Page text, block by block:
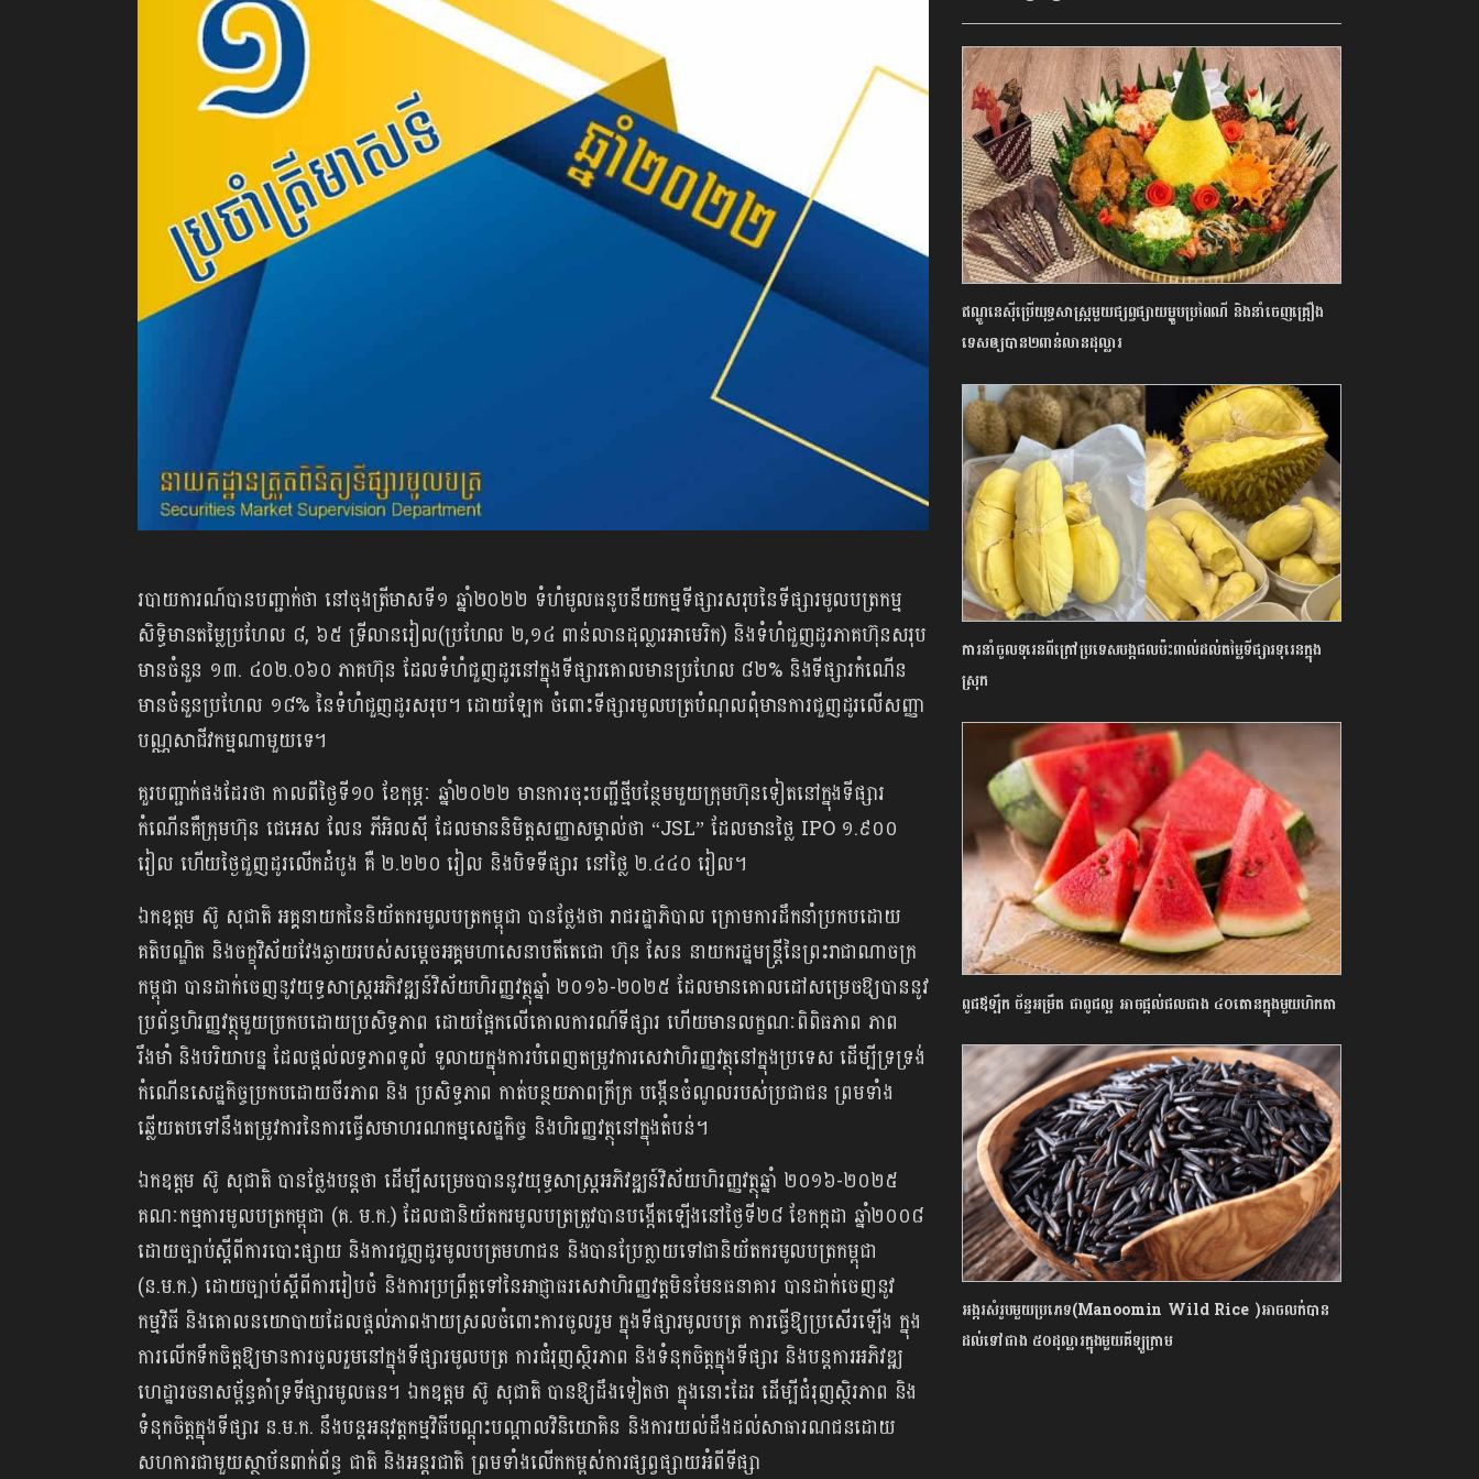
របាយការណ៍បានបញ្ជាក់ថា នៅចុងត្រីមាសទី១ ឆ្នាំ២០២២ ទំហំមូលធនូបនីយកម្មទីផ្សារសរុបនៃទីផ្សារមូលបត្រកម្ម
សិទ្ធិមានតម្លៃប្រហែល ៨, ៦៥ ទ្រីលានរៀល(ប្រហែល ២,១៤ ពាន់លានដុល្លារអាមេរិក) និងទំហំជួញដូរភាគហ៊ុនសរុប
មានចំនួន ១៣. ៤០២.០៦០ ភាគហ៊ុន ដែលទំហំជួញដូរនៅក្នុងទីផ្សារគោលមានប្រហែល ៨២% និងទីផ្សារកំណើន
មានចំនួនប្រហែល ១៨% នៃទំហំជួញដូរសរុប។ ដោយឡែក ចំពោះទីផ្សារមូលបត្របំណុលពុំមានការជួញដូរលើសញ្ញា
បណ្ណសាជីវកម្មណាមួយទេ។
គួរបញ្ជាក់ផងដែរថា កាលពីថ្ងៃទី១០ ខែកុម្ភៈ ឆ្នាំ២០២២ មានការចុះបញ្ជីថ្មីបន្ថែមមួយក្រុមហ៊ុនទៀតនៅក្នុងទីផ្សារ
កំណើនគឺក្រុមហ៊ុន ជេអេស លែន ភីអិលស៊ី ដែលមាននិមិត្តសញ្ញាសម្គាល់ថា “JSL” ដែលមានថ្លៃ IPO ១.៩០០
រៀល ហើយថ្ងៃជួញដូរលើកដំបូង គឺ ២.២២០ រៀល និងបិទទីផ្សារ នៅថ្លៃ ២.៤៤០ រៀល។
ឯកឧត្តម ស៊ូ សុជាតិ អគ្គនាយកនៃនិយ័តករមូលបត្រកម្ពុជា បានថ្លែងថា រាជរដ្ឋាភិបាល ក្រោមការដឹកនាំប្រកបដោយ
គតិបណ្ឌិត និងចក្ខុវិស័យវែងឆ្ងាយរបស់សម្តេចអគ្គមហាសេនាបតីតេជោ ហ៊ុន សែន នាយករដ្ឋមន្ត្រីនៃព្រះរាជាណាចក្រ
កម្ពុជា បានដាក់ចេញនូវយុទ្ធសាស្រ្តអភិវឌ្ឍន៍វិស័យហិរញ្ញវត្ថុឆ្នាំ ២០១៦-២០២៥ ដែលមានគោលដៅសម្រេចឱ្យបាននូវ
ប្រព័ន្ធហិរញ្ញវត្ថុមួយប្រកបដោយប្រសិទ្ធភាព ដោយផ្អែកលើគោលការណ៍ទីផ្សារ ហើយមានលក្ខណៈពិពិធភាព ភាព
រឹងមាំ និងបរិយាបន្ន ដែលផ្តល់លទ្ធភាពទូលំ ទូលាយក្នុងការបំពេញតម្រូវការសេវាហិរញ្ញវត្ថុនៅក្នុងប្រទេស ដើម្បីទ្រទ្រង់
កំណើនសេដ្ឋកិច្ចប្រកបដោយចីរភាព និង ប្រសិទ្ធភាព កាត់បន្ថយភាពក្រីក្រ បង្កើនចំណូលរបស់ប្រជាជន ព្រមទាំង
ឆ្លើយតបទៅនឹងតម្រូវការនៃការធ្វើសមាហរណកម្មសេដ្ឋកិច្ច និងហិរញ្ញវត្ថុនៅក្នុងតំបន់។
ឯកឧត្តម ស៊ូ សុជាតិ បានថ្លែងបន្តថា ដើម្បីសម្រេចបាននូវយុទ្ធសាស្រ្តអភិវឌ្ឍន៍វិស័យហិរញ្ញវត្ថុឆ្នាំ ២០១៦-២០២៥
គណៈកម្មការមូលបត្រកម្ពុជា (គ. ម.ក.) ដែលជានិយ័តករមូលបត្រត្រូវបានបង្កើតឡើងនៅថ្ងៃទី២៨ ខែកក្កដា ឆ្នាំ២០០៨
ដោយច្បាប់ស្តីពីការបោះផ្សាយ និងការជួញដូរមូលបត្រមហាជន និងបានប្រែក្លាយទៅជានិយ័តករមូលបត្រកម្ពុជា
(ន.ម.ក.) ដោយច្បាប់ស្តីពីការរៀបចំ និងការប្រព្រឹត្តទៅនៃអាជ្ញាធរសេវាហិរញ្ញវត្តមិនមែនធនាគារ បានដាក់ចេញនូវ
កម្មវិធី និងគោលនយោបាយដែលផ្តល់ភាពងាយស្រលចំពោះការចូលរួម ក្នុងទីផ្សារមូលបត្រ ការធ្វើឱ្យប្រសើរឡើង ក្នុង
ការលើកទឹកចិត្តឱ្យមានការចូលរួមនៅក្នុងទីផ្សារមូលបត្រ ការជំរុញស្ថិរភាព និងទំនុកចិត្តក្នុងទីផ្សារ និងបន្តការអភិវឌ្ឍ
ហេដ្ឋារចនាសម្ព័ន្ធគាំទ្រទីផ្សារមូលធន។ ឯកឧត្តម ស៊ូ សុជាតិ បានឱ្យដឹងទៀតថា ក្នុងនោះដែរ ដើម្បីជំរុញស្ថិរភាព និង
ទំនុកចិត្តក្នុងទីផ្សារ ន.ម.ក. នឹងបន្តអនុវត្តកម្មវិធីបណ្តុះបណ្តាលវិនិយោគិន និងការយល់ដឹងដល់សាធារណជនដោយ
សហការជាមួយស្ថាប័នពាក់ព័ន្ធ ជាតិ និងអន្តរជាតិ ព្រមទាំងលើកកម្ពស់ការផ្សព្វផ្សាយអំពីទីផ្សា
ឥណ្ឌូនេស៊ីប្រើយុទ្ធសាស្ត្រមួយផ្សព្វផ្សាយម្ហូបប្រពៃណី និងនាំចេញគ្រឿង
ទេសឲ្យបាន២ពាន់លានដុល្លារ
ការនាំចូលទុរេនពីក្រៅប្រទេសបង្កផលប៉ះពាល់ដល់តម្លៃទីផ្សារទុរេនក្នុង
ស្រុក
ពូជឪឡឹក ច័ន្ទអម្រឹត ជាពូជល្អ អាចផ្ដល់ផលជាង ៤០តោនក្នុងមួយហិកតា
អង្ករសំរូបមួយប្រភេទ(Manoomin Wild Rice )អាចលក់បាន
ដល់ទៅជាង ៥០ដុល្លារក្នុងមួយគីឡូក្រាម